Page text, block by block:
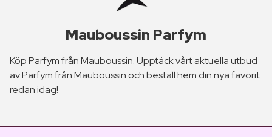
Mauboussin Parfym
Köp Parfym från Mauboussin. Upptäck vårt aktuella utbud
av Parfym från Mauboussin och beställ hem din nya favorit
redan idag!